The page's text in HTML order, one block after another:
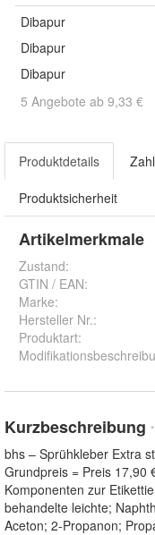
Dibapur
Dibapur
Dibapur
5 Angebote ab 9,33 €
Produktdetails
Produktsicherheit
Artikelmerkmale
Zustand:
GTIN / EAN:
Marke:
Hersteller Nr.:
Produktart:
Kurzbeschreibung *
bhs – Sprühkleber Extra
Grundpreis = Preis 17,90
Komponenten zur
behandelte leichte;
Aceton; 2-Propanon;